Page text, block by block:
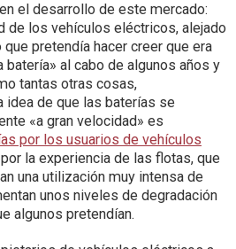
el desarrollo de este mercado:
de los vehículos eléctricos, alejado
pretendía hacer creer que era
al cabo de algunos años y
tantas otras cosas,
idea de que las baterías se
«a gran velocidad» es
por los usuarios de vehículos
la experiencia de las flotas, que
una utilización muy intensa de
unos niveles de degradación
algunos pretendían.